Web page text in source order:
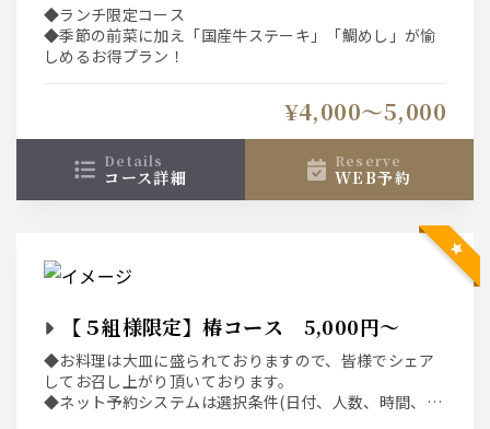
◆ランチ限定コース
◆季節の前菜に加え「国産牛ステーキ」「鯛めし」が愉
しめるお得プラン！
¥4,000〜5,000
details
コース詳細
reserve
WEB予約
【５組様限定】椿コース 5,000円～
◆お料理は大皿に盛られておりますので、皆様でシェア
してお召し上がり頂いております。
◆ネット予約システムは選択条件(日付、人数、時間、コ